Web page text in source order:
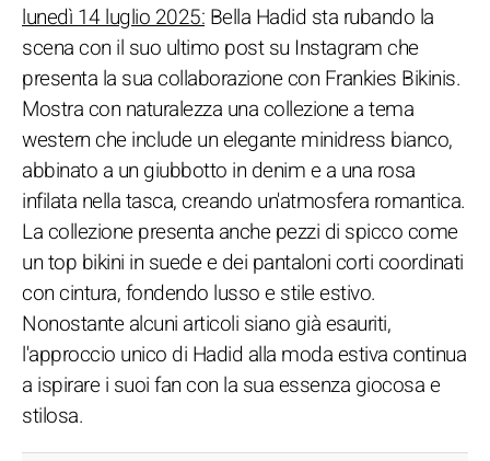
lunedì 14 luglio 2025: Bella Hadid sta rubando la
scena con il suo ultimo post su Instagram che
presenta la sua collaborazione con Frankies Bikinis.
Mostra con naturalezza una collezione a tema
western che include un elegante minidress bianco,
abbinato a un giubbotto in denim e a una rosa
infilata nella tasca, creando un'atmosfera romantica.
La collezione presenta anche pezzi di spicco come
un top bikini in suede e dei pantaloni corti coordinati
con cintura, fondendo lusso e stile estivo.
Nonostante alcuni articoli siano già esauriti,
l'approccio unico di Hadid alla moda estiva continua
a ispirare i suoi fan con la sua essenza giocosa e
stilosa.